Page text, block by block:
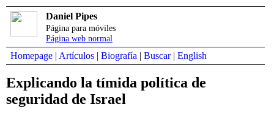
Daniel Pipes
Página para móviles
Página web normal
Homepage | Artículos | Biografía | Buscar| English
Explicando la tímida política de
seguridad de Israel